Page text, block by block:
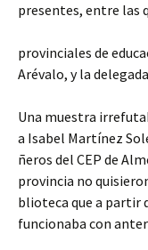
presentes, entre las
provinciales de
Arévalo, y la
Una muestra
a Isabel Martínez
ñeros del CEP de
provincia no
blioteca que a partir
funcionaba con